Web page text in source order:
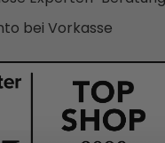
bei Vorkasse